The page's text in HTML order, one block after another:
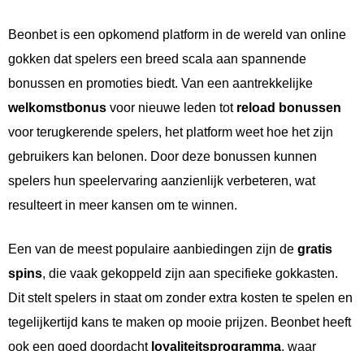
Beonbet is een opkomend platform in de wereld van online
gokken dat spelers een breed scala aan spannende
bonussen en promoties biedt. Van een aantrekkelijke
welkomstbonus voor nieuwe leden tot reload bonussen
voor terugkerende spelers, het platform weet hoe het zijn
gebruikers kan belonen. Door deze bonussen kunnen
spelers hun speelervaring aanzienlijk verbeteren, wat
resulteert in meer kansen om te winnen.
Een van de meest populaire aanbiedingen zijn de gratis
spins, die vaak gekoppeld zijn aan specifieke gokkasten.
Dit stelt spelers in staat om zonder extra kosten te spelen en
tegelijkertijd kans te maken op mooie prijzen. Beonbet heeft
ook een goed doordacht loyaliteitsprogramma, waar